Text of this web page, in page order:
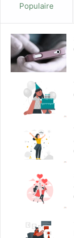
Populaire